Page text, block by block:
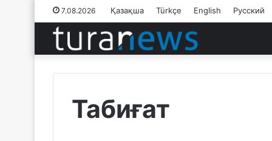
7.08.2026 Қазақша Türkçe English Русский
Табиғат